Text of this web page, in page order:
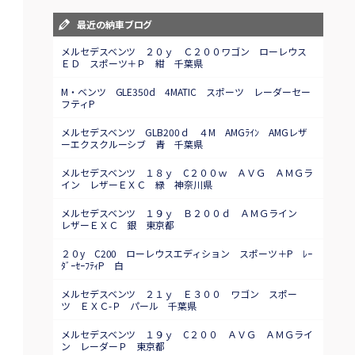
最近の納車ブログ
メルセデスベンツ ２０ｙ Ｃ２００ワゴン ローレウス
ＥＤ スポーツ＋Ｐ 紺 千葉県
M・ベンツ GLE350d 4MATIC スポーツ レーダーセー
フティP
メルセデスベンツ GLB200ｄ ４M AMGﾗｲﾝ AMGレザ
ーエクスクルーシブ 青 千葉県
メルセデスベンツ １８ｙ C２００ｗ ＡＶＧ ＡＭＧラ
イン レザーＥＸＣ 緑 神奈川県
メルセデスベンツ １９ｙ Ｂ２００ｄ ＡＭＧライン
レザーＥＸＣ 銀 東京都
２０y C200 ローレウスエディション スポーツ＋P ﾚｰ
ﾀﾞｰｾｰﾌﾃｨP 白
メルセデスベンツ ２１ｙ Ｅ３００ ワゴン スポー
ツ ＥＸＣ-Ｐ パール 千葉県
メルセデスベンツ １９ｙ C２００ ＡＶＧ ＡＭＧライ
ン レーダーＰ 東京都